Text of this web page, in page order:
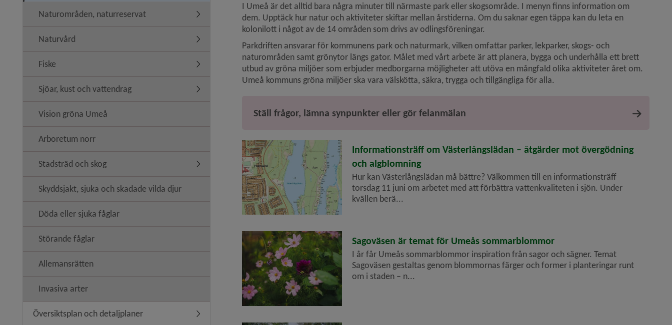
Naturområden, naturreservat Undermeny för Naturområden, naturreservat
Naturvård Undermeny för Naturvård
Fiske Undermeny för Fiske
Sjöar, kust och vattendrag Undermeny för Sjöar, kust och vattendrag
Vision gröna Umeå
Arboretum norr
Stadsträd och skog Undermeny för Stadsträd och skog
Skyddsjakt, sjuka och skadade vilda djur
Döda eller sjuka fåglar
Störande fåglar
Allemansrätten
Invasiva arter
Översiktsplan och detaljplaner Undermeny för Översiktsplan och detaljplaner
I Umeå är det alltid bara några minuter till närmaste park eller skogsområde. I menyn finns information om
dem. Upptäck hur natur och aktiviteter skiftar mellan årstiderna. Om du saknar egen täppa kan du leta en
kolonilott i något av de 14 områden som drivs av odlingsföreningar.
Parkdriften ansvarar för kommunens park och naturmark, vilken omfattar parker, lekparker, skogs- och
naturområden samt grönytor längs gator. Målet med vårt arbete är att planera, bygga och underhålla ett brett
utbud av gröna miljöer som erbjuder medborgarna möjligheter att utöva en mångfald olika aktiviteter året om.
Umeå kommuns gröna miljöer ska vara välskötta, säkra, trygga och tillgängliga för alla.
Ställ frågor, lämna synpunkter eller gör felanmälan
2026-05-26
Informationsträff om Västerlångslädan – åtgärder mot övergödning
och algblomning
Hur kan Västerlångslädan må bättre? Välkommen till en informationsträff
torsdag 11 juni om arbetet med att förbättra vattenkvaliteten i sjön. Under
kvällen berä...
2026-05-18
Sagoväsen är temat för Umeås sommarblommor
I år får Umeås sommarblommor inspiration från sagor och sägner. Temat
Sagoväsen gestaltas genom blommornas färger och former i planteringar runt
om i staden – n...